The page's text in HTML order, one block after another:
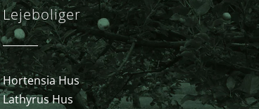
Lejeboliger
Hortensia Hus
Lathyrus Hus